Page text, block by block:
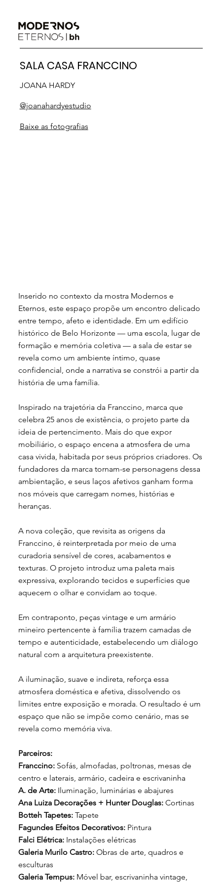
SALA CASA FRANCCINO
JOANA HARDY
@joanahardyestudio
Baixe as fotografias
Inserido no contexto da mostra Modernos e
Eternos, este espaço propõe um encontro delicado
entre tempo, afeto e identidade. Em um edifício
histórico de Belo Horizonte — uma escola, lugar de
formação e memória coletiva — a sala de estar se
revela como um ambiente íntimo, quase
confidencial, onde a narrativa se constrói a partir da
história de uma família.
Inspirado na trajetória da Franccino, marca que
celebra 25 anos de existência, o projeto parte da
ideia de pertencimento. Mais do que expor
mobiliário, o espaço encena a atmosfera de uma
casa vivida, habitada por seus próprios criadores. Os
fundadores da marca tornam-se personagens dessa
ambientação, e seus laços afetivos ganham forma
nos móveis que carregam nomes, histórias e
heranças.
A nova coleção, que revisita as origens da
Franccino, é reinterpretada por meio de uma
curadoria sensível de cores, acabamentos e
texturas. O projeto introduz uma paleta mais
expressiva, explorando tecidos e superfícies que
aquecem o olhar e convidam ao toque.
Em contraponto, peças vintage e um armário
mineiro pertencente à família trazem camadas de
tempo e autenticidade, estabelecendo um diálogo
natural com a arquitetura preexistente.
A iluminação, suave e indireta, reforça essa
atmosfera doméstica e afetiva, dissolvendo os
limites entre exposição e morada. O resultado é um
espaço que não se impõe como cenário, mas se
revela como memória viva.
Parceiros:
Franccino: Sofás, almofadas, poltronas, mesas de
centro e laterais, armário, cadeira e escrivaninha
A. de Arte: Iluminação, luminárias e abajures
Ana Luiza Decorações + Hunter Douglas:Cortinas
Botteh Tapetes:Tapete
Fagundes Efeitos Decorativos: Pintura
Falci Elétrica: Instalações elétricas
Galeria Murilo Castro:Obras de arte, quadros e
esculturas
Galeria Tempus: Móvel bar, escrivaninha vintage,